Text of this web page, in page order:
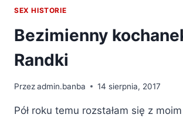
SEX HISTORIE
Bezimienny
Randki
Przezadmin.banba 14 sierpnia, 2017
Pół roku temu rozstałam się z moim